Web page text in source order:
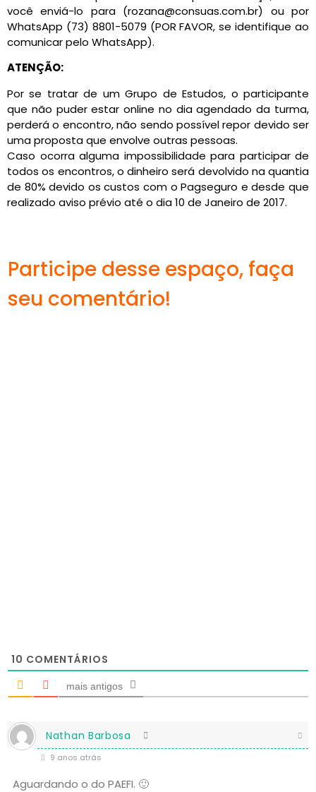
você enviá-lo para (rozana@consuas.com.br) ou por
WhatsApp (73) 8801-5079 (POR FAVOR, se identifique ao
comunicar pelo WhatsApp).
ATENÇÃO:
Por se tratar de um Grupo de Estudos, o participante
que não puder estar online no dia agendado da turma,
perderá o encontro, não sendo possível repor devido ser
uma proposta que envolve outras pessoas.
Caso ocorra alguma impossibilidade para participar de
todos os encontros, o dinheiro será devolvido na quantia
de 80% devido os custos com o Pagseguro e desde que
realizado aviso prévio até o dia 10 de Janeiro de 2017.
Participe desse espaço, faça
seu comentário!
10 COMENTÁRIOS
mais antigos
Nathan Barbosa
9 anos atrás
Aguardando o do PAEFI. 🙂